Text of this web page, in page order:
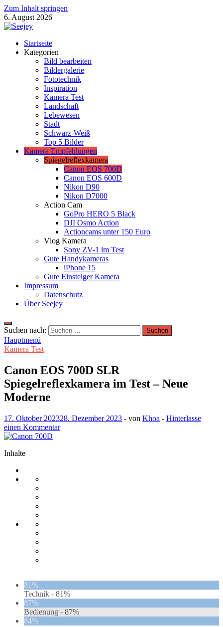
Zum Inhalt springen
6. August 2026
Seejey Fotoblog
Fotografie Magazin von Khoa Nguyen
Startseite
Kategorien
Bild bearbeiten
Bildergalerie
Fototechnik
Inspiration
Kamera Test
Landschaft
Lebewesen
Stadt
Schwarz-Weiß
Top 5 Bilder
Kamera Empfehlungen
Spiegelreflexkamera
Canon EOS 700D
Canon EOS 600D
Nikon D90
Nikon D7000
Action Cam
GoPro HERO 5 Black
DJI Osmo Action
Actioncams unter 150 Euro
Vlog Kamera
Sony ZV-1 im Test
Gute Handykameras
iPhone 15
Gute Einsteiger Kamera
Impressum
Datenschutz
Über Seejey
Suchen nach:
Hauptmenü
Kamera Test
Canon EOS 700D SLR
Spiegelreflexkamera im Test – Neue
Moderne
17. Oktober 202328. Dezember 2023 - von Khoa - Hinterlasse
einen Kommentar
Inhalte
81%
Technik - 81%
87%
Bedienung - 87%
84%